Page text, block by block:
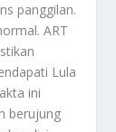
panggilan.
ART
Lula
ini
berujung